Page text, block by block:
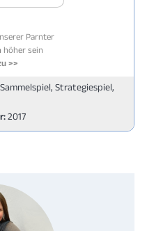
Parnter
höher sein
>>
Strategiespiel,
2017